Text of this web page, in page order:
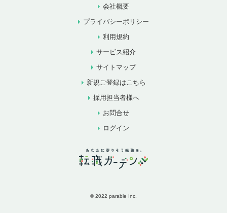
会社概要
プライバシーポリシー
利用規約
サービス紹介
サイトマップ
新規ご登録はこちら
採用担当者様へ
お問合せ
ログイン
© 2022 parable Inc.